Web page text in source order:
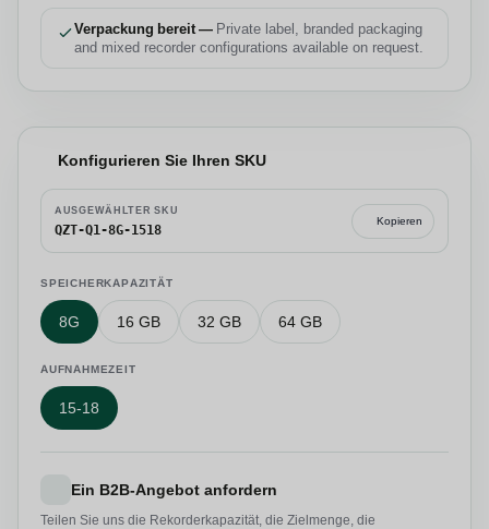
Verpackung bereit — Private label, branded packaging
and mixed recorder configurations available on request.
Konfigurieren Sie Ihren SKU
AUSGEWÄHLTER SKU
QZT-Q1-8G-1518
Kopieren
SPEICHERKAPAZITÄT
8G 16 GB 32 GB 64 GB
AUFNAHMEZEIT
15-18
Ein B2B-Angebot anfordern
Teilen Sie uns die Rekorderkapazität, die Zielmenge, die